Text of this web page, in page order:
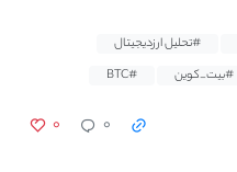
#تحلیل ارزدیجیتال
#بیت_کوین #BTC
۰ ۰